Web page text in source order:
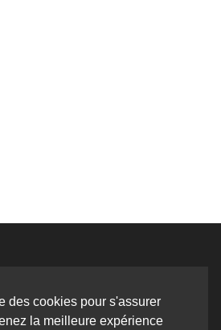
des cookies pour s'assurer
la meilleure expérience